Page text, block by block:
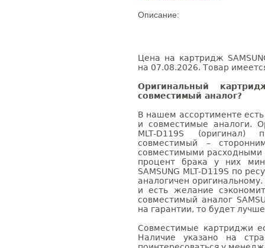
Описание:
Цена на картридж
на 07.08.2026. Товар
Оригинальный
совместимый аналог?
В нашем ассортименте
и совместимые аналоги.
MLT-D119S (оригинал)
совместимый –
совместимыми расходными
процент брака у них
SAMSUNG MLT-D119S по
аналогичен
и есть желание
совместимый аналог
на гарантии, то будет
Совместимые картриджи
Наличие указано на